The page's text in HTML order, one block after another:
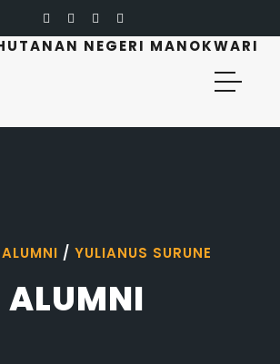
NEGERI MANOKWARI
ALUMNI / YULIANUS SURUNE
ALUMNI